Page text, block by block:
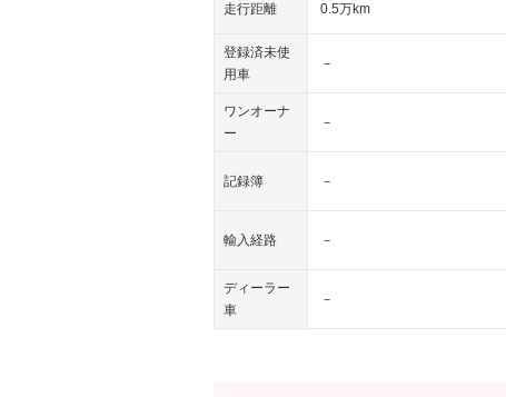
走行距離 0.5万km
登録済未使
用車
－
ワンオーナ
ー
－
記録簿 －
輸入経路 －
ディーラー
車
－